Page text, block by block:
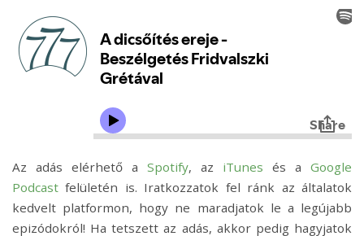
Az adás elérhető a Spotify, az iTunes és a Google
Podcast felületén is. Iratkozzatok fel ránk az általatok
kedvelt platformon, hogy ne maradjatok le a legújabb
epizódokról! Ha tetszett az adás, akkor pedig hagyjatok